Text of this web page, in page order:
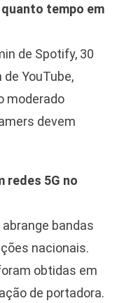
quanto tempo em
de Spotify, 30
YouTube,
moderado
devem
redes 5G no
bandas
nacionais.
obtidas em
de portadora.